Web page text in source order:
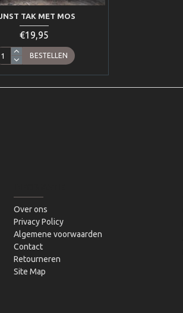
TAK MET MOS
€19,95
BESTELLEN
Over ons
Privacy Policy
Algemene voorwaarden
Contact
Retourneren
Site Map